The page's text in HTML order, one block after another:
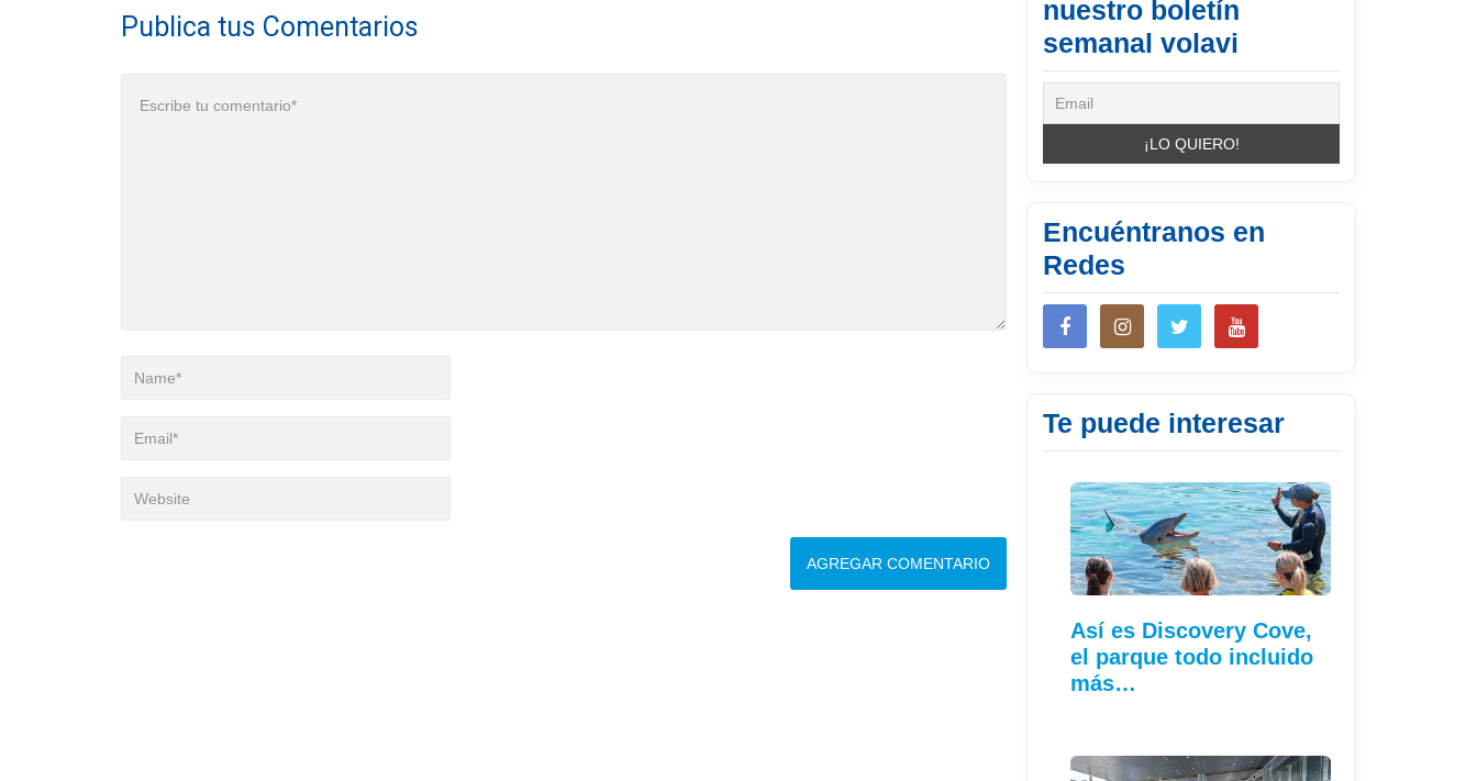
Publica tus Comentarios
nuestro boletín
semanal volavi
Encuéntranos en
Redes
Te puede interesar
Así es Discovery Cove,
el parque todo incluido
más…